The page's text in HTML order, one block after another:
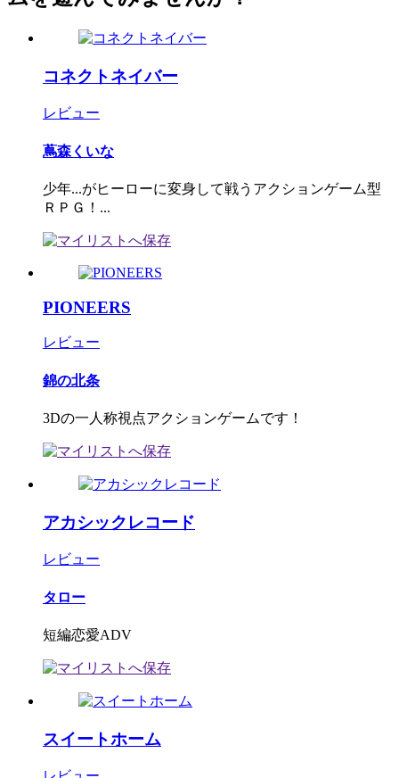
コネクトネイバー
レビュー
蔦森くいな
少年...がヒーローに変身して戦うアクションゲーム型
ＲＰＧ！...
PIONEERS
レビュー
錦の北条
3Dの一人称視点アクションゲームです！
アカシックレコード
レビュー
タロー
短編恋愛ADV
スイートホーム